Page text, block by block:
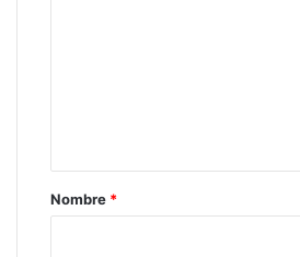
r
Nombre *